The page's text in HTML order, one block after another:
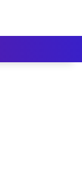
Rilis MV “MOON” ,